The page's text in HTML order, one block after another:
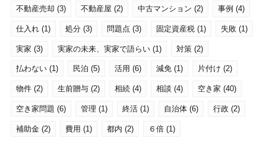
不動産売却 (3) 不動産屋 (2) 中古マンション (2) 事例 (4)
仕入れ(1) 処分(3) 問題点 (3) 固定資産税 (1) 失敗 (1)
実家 (3) 実家の未来、実家で語らい(1) 対策(2)
払わない(1) 民泊 (5) 活用 (6) 減免 (1) 片付け (2)
物件(2) 生前贈与(2) 相続(4) 相談 (4) 空き家 (40)
空き家問題 (6) 管理 (1) 終活(1) 自治体 (6) 行政 (2)
補助金(2) 費用 (1) 都内 (2) ６倍 (1)